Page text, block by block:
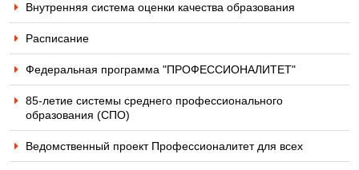
Внутренняя система оценки качества образования
Расписание
Федеральная программа "ПРОФЕССИОНАЛИТЕТ"
85-летие системы среднего профессионального
образования (СПО)
Ведомственный проект Профессионалитет для всех